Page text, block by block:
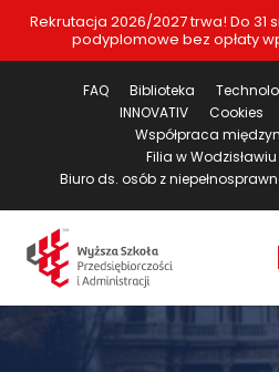
Rekrutacja 2026/2027 trwa! Do 31
podyplomowe bez opłaty
FAQ Biblioteka
INNOVATIV
Cookies
Współpraca
Filia w
Biuro ds. osób z